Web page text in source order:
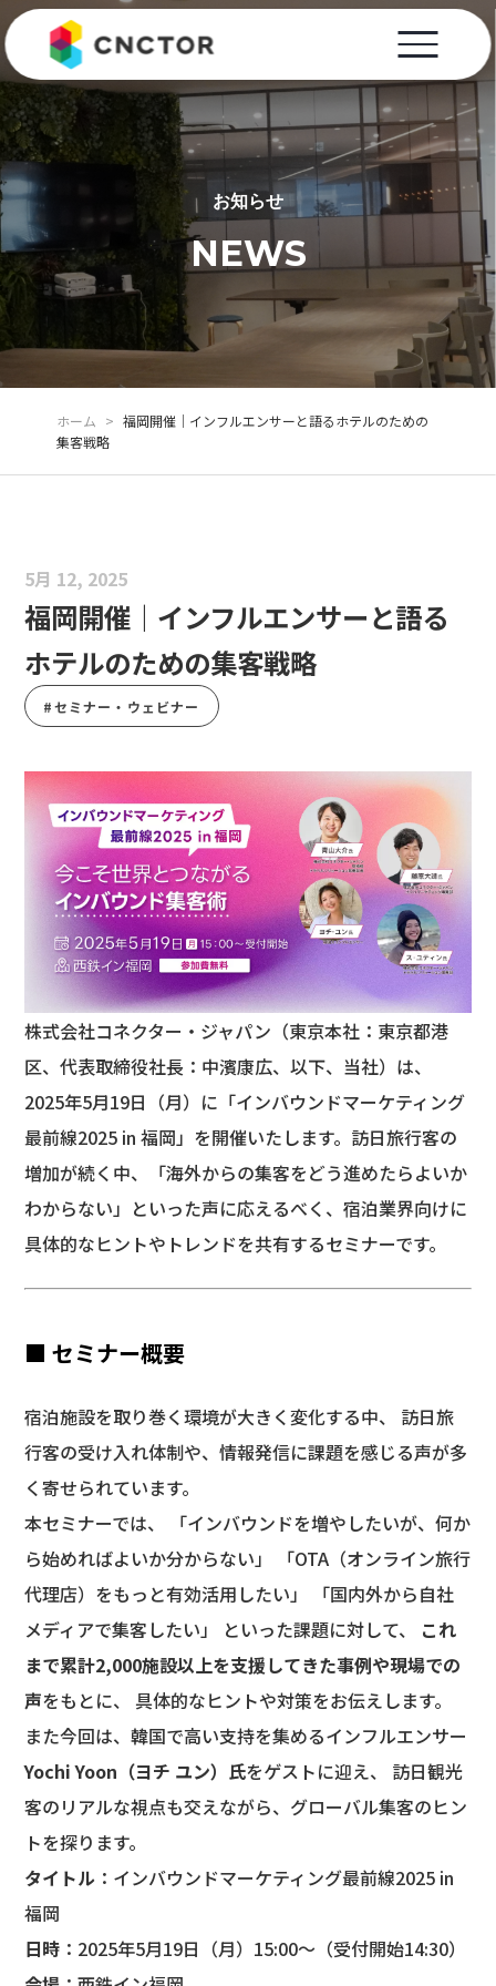
お知らせ
NEWS
ホーム > 福岡開催｜インフルエンサーと語るホテルのための
集客戦略
5月 12, 2025
福岡開催｜インフルエンサーと語る
ホテルのための集客戦略
#セミナー・ウェビナー
株式会社コネクター・ジャパン（東京本社：東京都港
区、代表取締役社長：中濱康広、以下、当社）は、
2025年5月19日（月）に「インバウンドマーケティング
最前線2025 in 福岡」を開催いたします。訪日旅行客の
増加が続く中、「海外からの集客をどう進めたらよいか
わからない」といった声に応えるべく、宿泊業界向けに
具体的なヒントやトレンドを共有するセミナーです。
■ セミナー概要
宿泊施設を取り巻く環境が大きく変化する中、 訪日旅
行客の受け入れ体制や、情報発信に課題を感じる声が多
く寄せられています。
本セミナーでは、 「インバウンドを増やしたいが、何か
ら始めればよいか分からない」 「OTA（オンライン旅行
代理店）をもっと有効活用したい」 「国内外から自社
メディアで集客したい」 といった課題に対して、 これ
まで累計2,000施設以上を支援してきた事例や現場での
声をもとに、 具体的なヒントや対策をお伝えします。
また今回は、韓国で高い支持を集めるインフルエンサー
Yochi Yoon（ヨチ ユン）氏をゲストに迎え、 訪日観光
客のリアルな視点も交えながら、グローバル集客のヒン
トを探ります。
タイトル ：インバウンドマーケティング最前線2025 in
福岡
日時 ：2025年5月19日（月）15:00〜（受付開始14:30）